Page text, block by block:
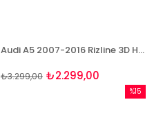
Audi A5 2007-2016 Rizline 3D Havuzlu BEJ Paspas
₺2.299,00
₺3.299,00
%15